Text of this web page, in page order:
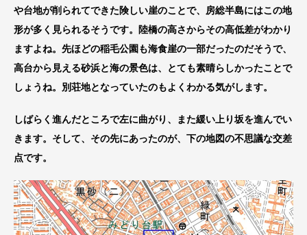
や台地が削られてできた険しい崖のことで、房総半島にはこの地
形が多く見られるそうです。陸橋の高さからその高低差がわかり
ますよね。先ほどの稲毛公園も海食崖の一部だったのだそうで、
高台から見える砂浜と海の景色は、とても素晴らしかったことで
しょうね。別荘地となっていたのもよくわかる気がします。
しばらく進んだところで左に曲がり、また緩い上り坂を進んでい
きます。そして、その先にあったのが、下の地図の不思議な交差
点です。